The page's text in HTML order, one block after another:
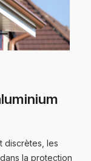
discrètes, les
la protection